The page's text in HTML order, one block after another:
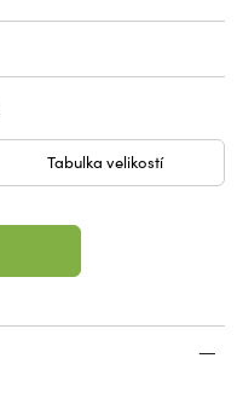
Tabulka velikostí